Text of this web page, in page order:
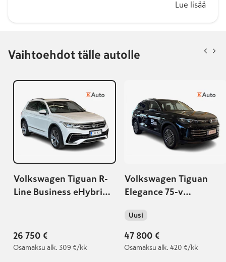
Lue lisää
Vaihtoehdot tälle autolle
Volkswagen Tiguan R-
Line Business eHybrid
26 750 €
Osamaksu alk. 309 €/kk
Volkswagen Tiguan
Elegance 75-v
kW DSG-automaatti |
Korko 2,49%+kulut |
Uusi
47 800 €
Osamaksu alk. 420 €/kk